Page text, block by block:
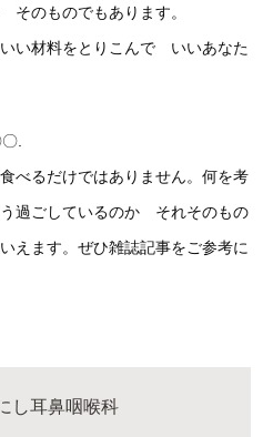
のものでもあります。
料をとりこんで いいあなた
.
べるだけではありません。何を考
過ごしているのか それそのもの
えます。ぜひ雑誌記事をご参考に
し耳鼻咽喉科